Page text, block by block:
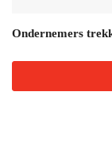
Ondernemers